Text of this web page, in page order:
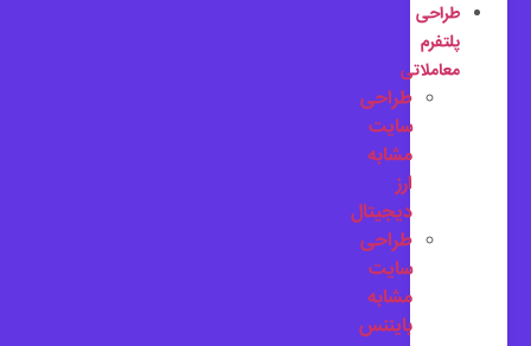
طراحی
پلتفرم
معاملاتی
طراحی
سایت
مشابه
ارز
دیجیتال
طراحی
سایت
مشابه
بایننس